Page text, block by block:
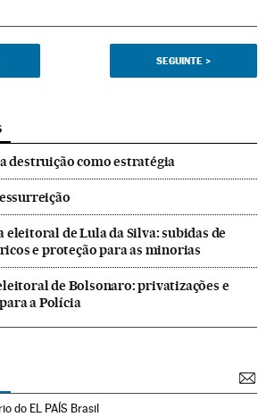
SEGUINTE >
destruição como estratégia
eleitoral de Lula da Silva: subidas de
e proteção para as minorias
de Bolsonaro: privatizações e
a Polícia
do EL PAÍS Brasil